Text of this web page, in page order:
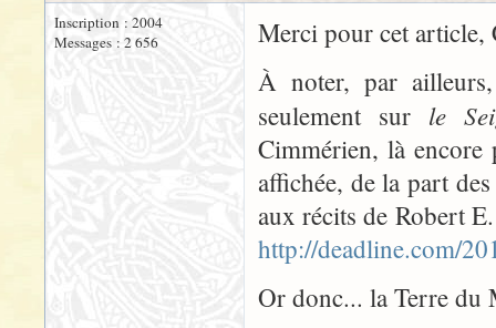
Inscription : 2004
Messages : 2 656
Merci pour cet article,
À noter, par
seulement sur le
Cimmérien, là encore
affichée, de la part
aux récits de Robert
http://deadline.com/
Or donc... la Terre du